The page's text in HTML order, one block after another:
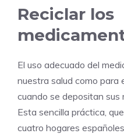
Reciclar los
El uso adecuado del
nuestra salud como para
cuando se depositan sus
Esta sencilla práctica,
cuatro hogares